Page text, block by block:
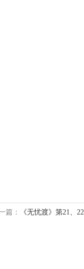
篇： 《无忧渡》第21、